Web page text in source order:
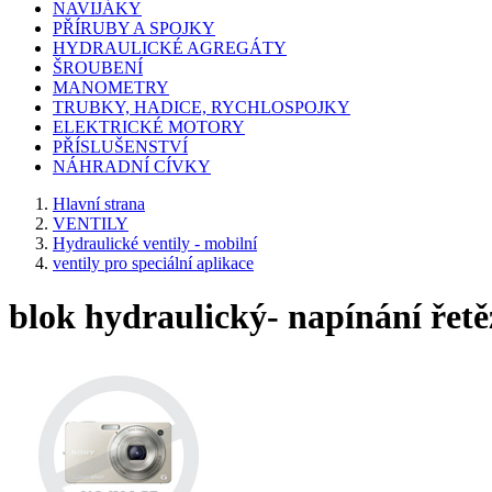
NAVIJÁKY
PŘÍRUBY A SPOJKY
HYDRAULICKÉ AGREGÁTY
ŠROUBENÍ
MANOMETRY
TRUBKY, HADICE, RYCHLOSPOJKY
ELEKTRICKÉ MOTORY
PŘÍSLUŠENSTVÍ
NÁHRADNÍ CÍVKY
Hlavní strana
VENTILY
Hydraulické ventily - mobilní
ventily pro speciální aplikace
blok hydraulický- napínání